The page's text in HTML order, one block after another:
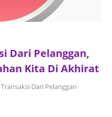
Dari Pelanggan,
Kita Di Akhirat
Dari Pelanggan